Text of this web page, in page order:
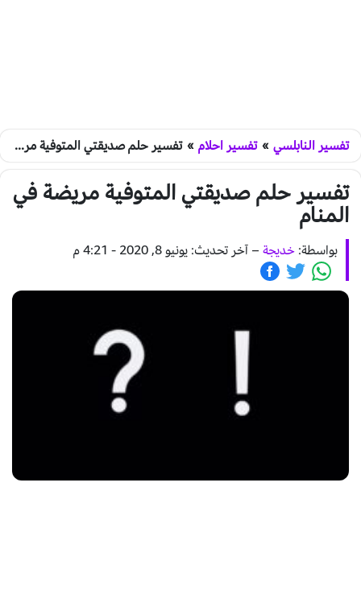
تفسير النابلسي » تفسير احلام » تفسير حلم صديقتي المتوفية مريضة في المنام
تفسير حلم صديقتي المتوفية مريضة في
المنام
بواسطة: خديجة – آخر تحديث: يونيو 8, 2020 - 4:21 م